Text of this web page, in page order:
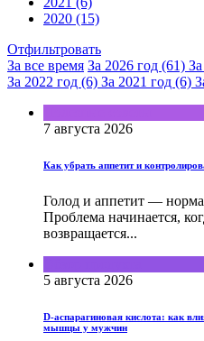
2020 (15)
Отфильтровать
За все время За 2026 год (61)
За 2022 год (6) За 2021 год (6)
7 августа 2026
Как убрать аппетит и
Голод и аппетит —
Проблема начинается,
возвращается...
5 августа 2026
D-аспарагиновая кислота: как
мышцы у мужчин